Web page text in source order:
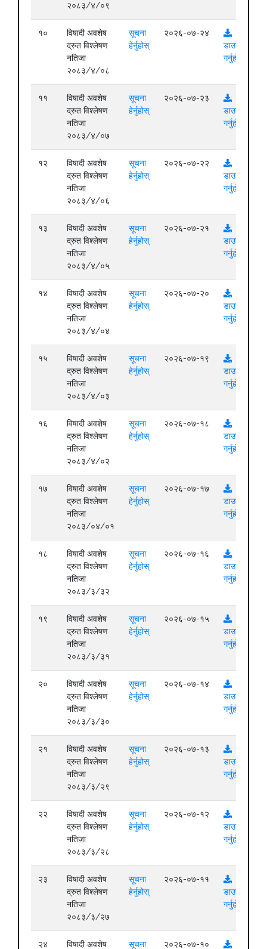
२०८३/४/०९
१०
विषादी अवशेष
द्रुत विश्लेषण
नतिजा
२०८३/४/०८
सूचना
हेर्नुहोस्
२०२६-०७-२४
डाउनलोड
गर्नुहोस्
११
विषादी अवशेष
द्रुत विश्लेषण
नतिजा
२०८३/४/०७
सूचना
हेर्नुहोस्
२०२६-०७-२३
डाउनलोड
गर्नुहोस्
१२
विषादी अवशेष
द्रुत विश्लेषण
नतिजा
२०८३/४/०६
सूचना
हेर्नुहोस्
२०२६-०७-२२
डाउनलोड
गर्नुहोस्
१३
विषादी अवशेष
द्रुत विश्लेषण
नतिजा
२०८३/४/०५
सूचना
हेर्नुहोस्
२०२६-०७-२१
डाउनलोड
गर्नुहोस्
१४
विषादी अवशेष
द्रुत विश्लेषण
नतिजा
२०८३/४/०४
सूचना
हेर्नुहोस्
२०२६-०७-२०
डाउनलोड
गर्नुहोस्
१५
विषादी अवशेष
द्रुत विश्लेषण
नतिजा
२०८३/४/०३
सूचना
हेर्नुहोस्
२०२६-०७-१९
डाउनलोड
गर्नुहोस्
१६
विषादी अवशेष
द्रुत विश्लेषण
नतिजा
२०८३/४/०२
सूचना
हेर्नुहोस्
२०२६-०७-१८
डाउनलोड
गर्नुहोस्
१७
विषादी अवशेष
द्रुत विश्लेषण
नतिजा
२०८३/०४/०१
सूचना
हेर्नुहोस्
२०२६-०७-१७
डाउनलोड
गर्नुहोस्
१८
विषादी अवशेष
द्रुत विश्लेषण
नतिजा
२०८३/३/३२
सूचना
हेर्नुहोस्
२०२६-०७-१६
डाउनलोड
गर्नुहोस्
१९
विषादी अवशेष
द्रुत विश्लेषण
नतिजा
२०८३/३/३१
सूचना
हेर्नुहोस्
२०२६-०७-१५
डाउनलोड
गर्नुहोस्
२०
विषादी अवशेष
द्रुत विश्लेषण
नतिजा
२०८३/३/३०
सूचना
हेर्नुहोस्
२०२६-०७-१४
डाउनलोड
गर्नुहोस्
२१
विषादी अवशेष
द्रुत विश्लेषण
नतिजा
२०८३/३/२९
सूचना
हेर्नुहोस्
२०२६-०७-१३
डाउनलोड
गर्नुहोस्
२२
विषादी अवशेष
द्रुत विश्लेषण
नतिजा
२०८३/३/२८
सूचना
हेर्नुहोस्
२०२६-०७-१२
डाउनलोड
गर्नुहोस्
२३
विषादी अवशेष
द्रुत विश्लेषण
नतिजा
२०८३/३/२७
सूचना
हेर्नुहोस्
२०२६-०७-११
डाउनलोड
गर्नुहोस्
२४ विषादी अवशेष सूचना २०२६-०७-१०